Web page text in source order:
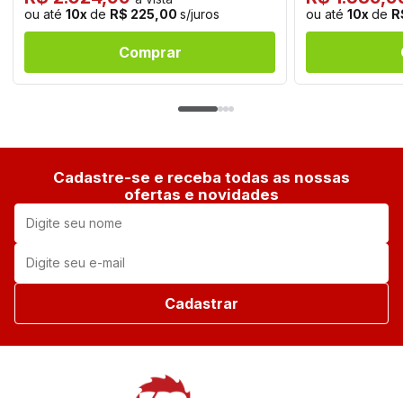
ou até 10x de R$ 225,00 s/juros
Comprar
ou até 10x de
Cadastre-se e receba todas as nossas
ofertas e novidades
Cadastrar